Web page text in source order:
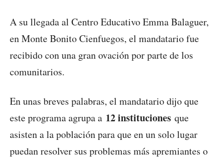
A su llegada al Centro Educativo Emma Balaguer,
en Monte Bonito Cienfuegos, el mandatario fue
recibido con una gran ovación por parte de los
comunitarios.
En unas breves palabras, el mandatario dijo que
este programa agrupa a 12 instituciones que
asisten a la población para que en un solo lugar
puedan resolver sus problemas más apremiantes o